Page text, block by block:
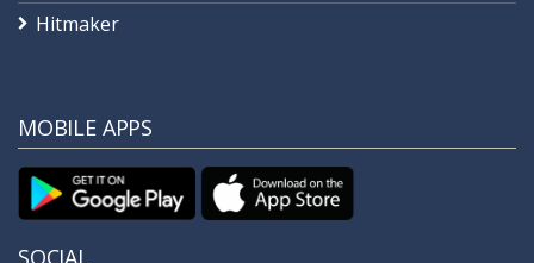
Hitmaker
MOBILE APPS
SOCIAL